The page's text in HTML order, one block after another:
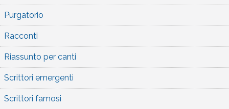
Purgatorio
Racconti
Riassunto per canti
Scrittori emergenti
Scrittori famosi